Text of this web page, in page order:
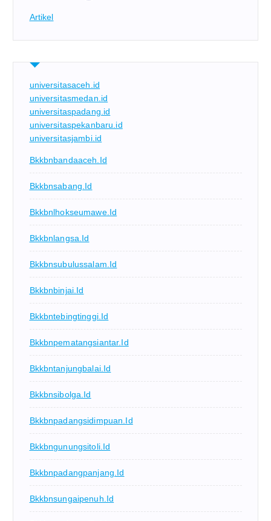
Artikel
universitasaceh.id
universitasmedan.id
universitaspadang.id
universitaspekanbaru.id
universitasjambi.id
Bkkbnbandaaceh.id
Bkkbnsabang.id
Bkkbnlhokseumawe.id
Bkkbnlangsa.id
Bkkbnsubulussalam.id
Bkkbnbinjai.id
Bkkbntebingtinggi.id
Bkkbnpematangsiantar.id
Bkkbntanjungbalai.id
Bkkbnsibolga.id
Bkkbnpadangsidimpuan.id
Bkkbngunungsitoli.id
Bkkbnpadangpanjang.id
Bkkbnsungaipenuh.id